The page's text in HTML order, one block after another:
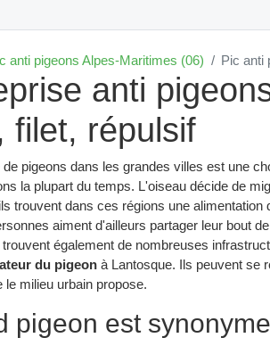
anti pigeons Alpes-Maritimes (06) Pic anti
anti
filet, répulsif
de pigeons dans les grandes villes est une
la plupart du temps. L'oiseau décide de
trouvent dans ces régions une
aiment d'ailleurs partager leur bout
également de nombreuses
du pigeon à Lantosque. Ils peuvent se
le milieu urbain propose.
pigeon est